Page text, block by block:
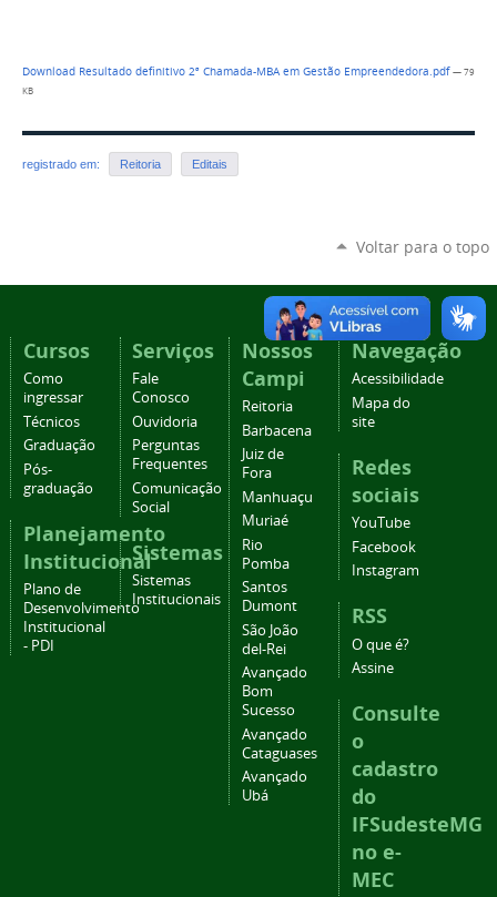
Download Resultado definitivo 2ª Chamada-MBA em Gestão Empreendedora.pdf— 79
KB
registrado em: Reitoria Editais
Voltar para o topo
Cursos
Como
ingressar
Técnicos
Graduação
Pós-
graduação
Planejamento
Institucional
Plano de
Desenvolvimento
Institucional
- PDI
Serviços
Fale
Conosco
Ouvidoria
Perguntas
Frequentes
Comunicação
Social
Sistemas
Sistemas
Institucionais
Nossos
Campi
Reitoria
Barbacena
Juiz de
Fora
Manhuaçu
Muriaé
Rio
Pomba
Santos
Dumont
São João
del-Rei
Avançado
Bom
Sucesso
Avançado
Cataguases
Avançado
Ubá
Navegação
Acessibilidade
Mapa do
site
Redes
sociais
YouTube
Facebook
Instagram
RSS
O que é?
Assine
Consulte
o
cadastro
do
IFSudesteMG
no e-
MEC